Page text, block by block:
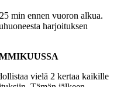
min ennen vuoron alkua.
harjoituksen
vielä 2 kertaa kaikille